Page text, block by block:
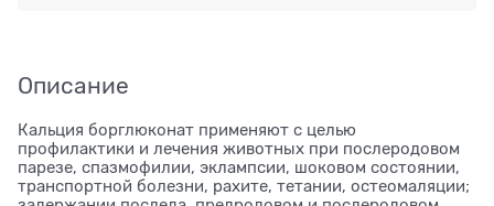
Описание
Кальция борглюконат применяют с целью
профилактики и лечения животных при послеродовом
парезе, спазмофилии, эклампсии, шоковом состоянии,
транспортной болезни, рахите, тетании, остеомаляции;